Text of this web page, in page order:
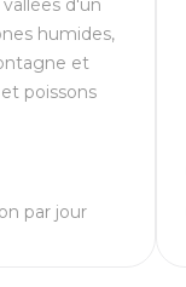
humides,
et
poissons
par jour